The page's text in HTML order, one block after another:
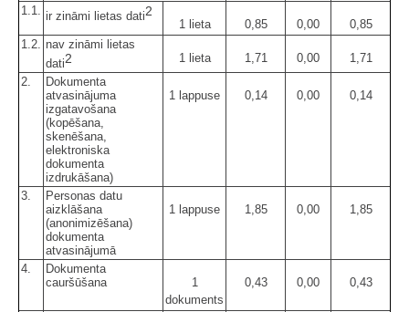
1.1. ir zināmi lietas dati2
1 lieta 0,85 0,00
0,85
1.2. nav zināmi lietas
dati2 1 lieta 1,71 0,00
1,71
2.
Dokumenta
atvasinājuma
izgatavošana
(kopēšana,
skenēšana,
elektroniska
dokumenta
izdrukāšana)
1 lappuse 0,14 0,00 0,14
3.
Personas datu
aizklāšana
(anonimizēšana)
dokumenta
atvasinājumā
1 lappuse 1,85 0,00 1,85
4.
Dokumenta
cauršūšana
1
dokuments
0,43 0,00 0,43